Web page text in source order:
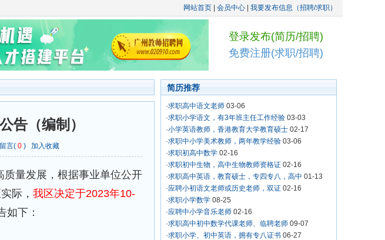
网站首页 会员中心 我要发布信息（招聘/求职）
登录发布(简历/招聘)
免费注册(求职/招聘)
告（编制）
言( 0) 加入收藏
量发展，根据事业单位公开
际， 我区决定于2023年10-
如下：
简历推荐
·求职高中语文老师 03-06
·求职小学语文，有3年班主任工作经验 03-03
·小学英语教师，香港教育大学教育硕士 02-17
·求职中小学美术教师，两年教学经验 03-06
·求职初高中数学 02-16
·求职初中生物，高中生物教师资格证 02-16
·求职高中英语，教育硕士，专四专八，高中 01-13
·应聘小初语文老师或历史老师，双证 02-16
·求职小学数学 08-25
·应聘中小学音乐老师 02-16
·求职高中初中数学代课老师、临聘老师 09-07
·求职小学、初中英语，拥有专八证书 06-27